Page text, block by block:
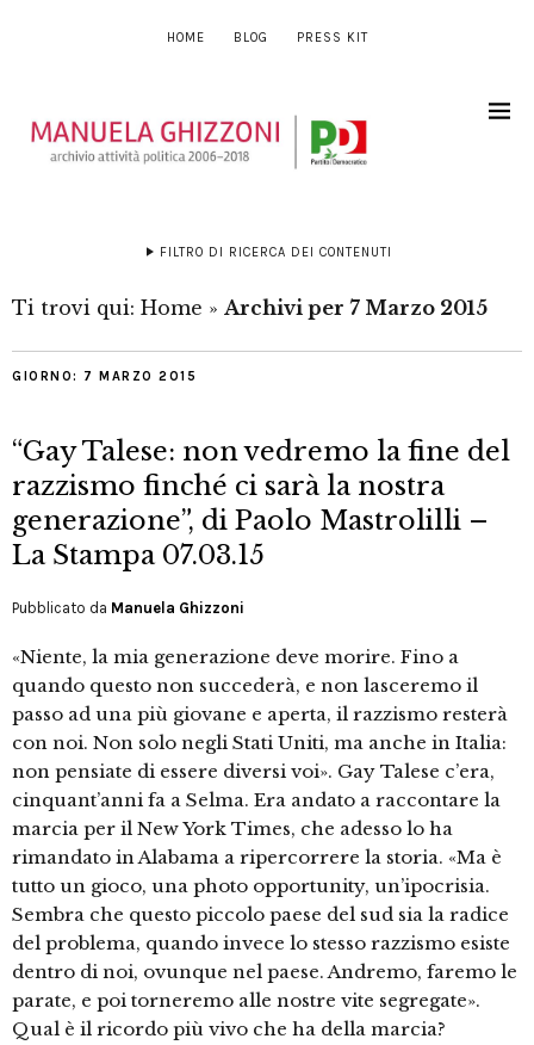
HOME BLOG PRESS KIT
FILTRO DI RICERCA DEI CONTENUTI
Ti trovi qui: Home » Archivi per 7 Marzo 2015
GIORNO: 7 MARZO 2015
“Gay Talese: non vedremo la fine del
razzismo finché ci sarà la nostra
generazione”, di Paolo Mastrolilli –
La Stampa 07.03.15
Pubblicato da Manuela Ghizzoni
«Niente, la mia generazione deve morire. Fino a
quando questo non succederà, e non lasceremo il
passo ad una più giovane e aperta, il razzismo resterà
con noi. Non solo negli Stati Uniti, ma anche in Italia:
non pensiate di essere diversi voi». Gay Talese c’era,
cinquant’anni fa a Selma. Era andato a raccontare la
marcia per il New York Times, che adesso lo ha
rimandato in Alabama a ripercorrere la storia. «Ma è
tutto un gioco, una photo opportunity, un’ipocrisia.
Sembra che questo piccolo paese del sud sia la radice
del problema, quando invece lo stesso razzismo esiste
dentro di noi, ovunque nel paese. Andremo, faremo le
parate, e poi torneremo alle nostre vite segregate».
Qual è il ricordo più vivo che ha della marcia?